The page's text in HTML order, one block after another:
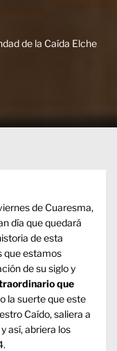
de la Caída Elche
de Cuaresma,
día que quedará
de esta
que estamos
de su siglo y
que
la suerte que este
Caído, saliera a
así, abriera los